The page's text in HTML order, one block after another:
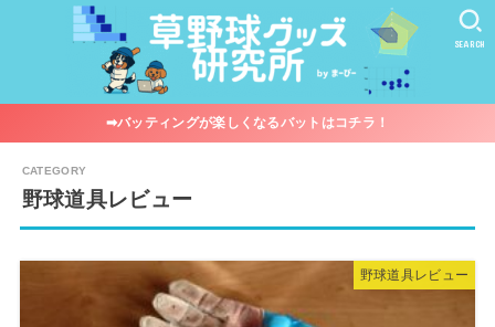
SEARCH
➡︎バッティングが楽しくなるバットはコチラ！
野球道具レビュー
野球道具レビュー